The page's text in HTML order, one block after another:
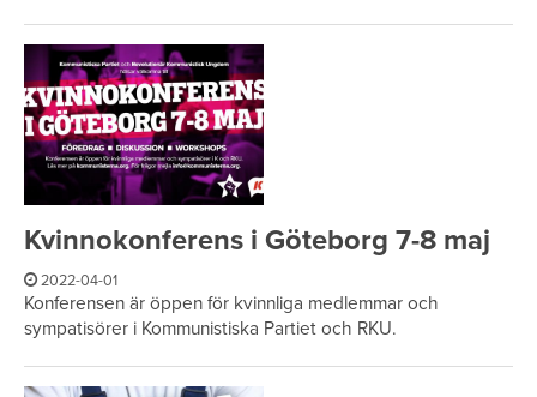
Kvinnokonferens i Göteborg 7-8 maj
2022-04-01
Konferensen är öppen för kvinnliga medlemmar och
sympatisörer i Kommunistiska Partiet och RKU.